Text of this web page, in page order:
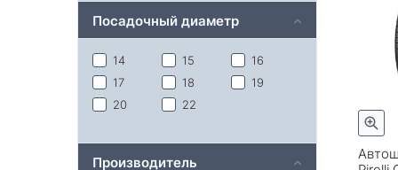
Посадочный диаметр
14 15
16
17
18
19
20
22
Производитель